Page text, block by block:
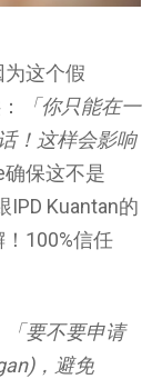
这个假
「你只能在一
！这样会影响
保这不是
Kuantan的
100%信任
「要不要申请
，避免